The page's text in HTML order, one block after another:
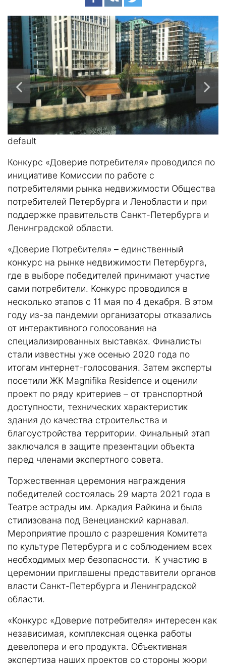
default
Конкурс «Доверие потребителя» проводился по
инициативе Комиссии по работе с
потребителями рынка недвижимости Общества
потребителей Петербурга и Ленобласти и при
поддержке правительств Санкт-Петербурга и
Ленинградской области.
«Доверие Потребителя» – единственный
конкурс на рынке недвижимости Петербурга,
где в выборе победителей принимают участие
сами потребители. Конкурс проводился в
несколько этапов с 11 мая по 4 декабря. В этом
году из-за пандемии организаторы отказались
от интерактивного голосования на
специализированных выставках. Финалисты
стали известны уже осенью 2020 года по
итогам интернет-голосования. Затем эксперты
посетили ЖК Magnifika Residence и оценили
проект по ряду критериев – от транспортной
доступности, технических характеристик
здания до качества строительства и
благоустройства территории. Финальный этап
заключался в защите презентации объекта
перед членами экспертного совета.
Торжественная церемония награждения
победителей состоялась 29 марта 2021 года в
Театре эстрады им. Аркадия Райкина и была
стилизована под Венецианский карнавал.
Мероприятие прошло с разрешения Комитета
по культуре Петербурга и с соблюдением всех
необходимых мер безопасности. К участию в
церемонии приглашены представители органов
власти Санкт-Петербурга и Ленинградской
области.
«Конкурс «Доверие потребителя» интересен как
независимая, комплексная оценка работы
девелопера и его продукта. Объективная
экспертиза наших проектов со стороны жюри